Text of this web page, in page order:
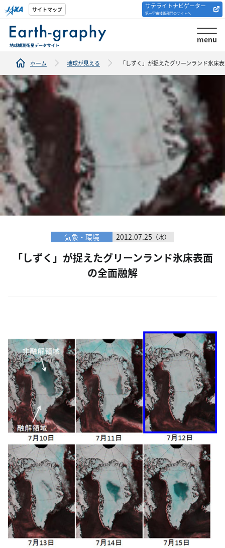
サイトマップ サテライトナビゲーター
第一宇宙技術部門のサイトへ
menu
解析ツール/サイトの
紹介
ホーム 地球が見える 「しずく」が捉えたグリーンランド氷床
気象・環境 2012.07.25 （水）
「しずく」が捉えたグリーンランド氷床表面
の全面融解